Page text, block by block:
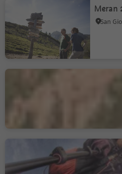
Meran
FLY42
Flights